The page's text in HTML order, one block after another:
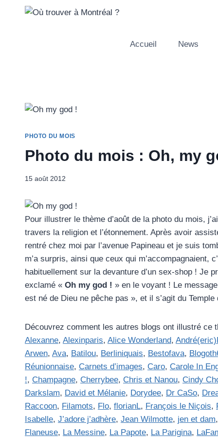
Accueil
News
PHOTO DU MOIS
Photo du mois : Oh, my
15 août 2012
Pour illustrer le thème d’août de la photo du mois,
travers la religion et l’étonnement. Après avoir
rentré chez moi par l’avenue Papineau et je suis
m’a surpris, ainsi que ceux qui m’accompagnaient,
habituellement sur la devanture d’un sex-shop ! Je
exclamé « Oh my god ! » en le voyant ! Le
est né de Dieu ne pêche pas », et il s’agit du
Découvrez comment les autres blogs ont illustré ce
Alexanne, Alexinparis, Alice Wonderland,
Arwen, Ava, Batilou, Berliniquais, Bestofava,
Réunionnaise, Carnets d’images, Caro, Carole In
!, Champagne, Cherrybee, Chris et Nanou, Cindy
Darkslam, David et Mélanie, Dorydee, Dr CaSo,
Raccoon, Filamots, Flo, florianL, François le Niçois,
Isabelle, J’adore j’adhère, Jean Wilmotte, jen et dam,
Flaneuse, La Messine, La Papote, La Parigina,